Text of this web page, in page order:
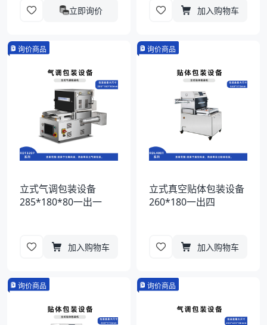
立即询价 加入购物车
询价商品
立式气调包装设备
285*180*80一出一
加入购物车
询价商品
立式真空贴体包装设备
260*180一出四
加入购物车
询价商品 询价商品